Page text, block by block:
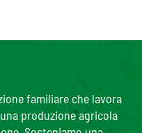
familiare che lavora
produzione agricola